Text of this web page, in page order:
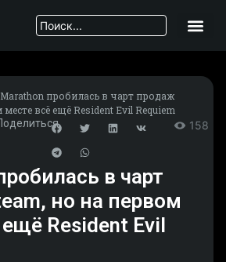
Marathon пробилась в чарт продаж
всё ещё Resident Evil Requiem
158
в чарт
но на первом
Resident Evil